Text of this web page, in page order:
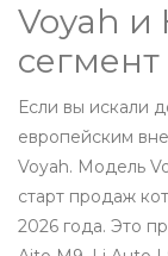
Voyah
Если вы искали
европейским
Voyah. Модель
старт продаж
2026 года. Это